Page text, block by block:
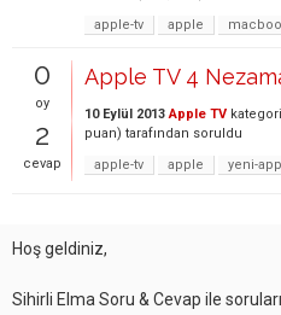
apple-tv
apple
0
oy
2
cevap
Apple TV 4
10 Eylül 2013 Apple TV
puan) tarafından soruldu
apple-tv
apple yeni-
Hoş geldiniz,
Sihirli Elma Soru & Cevap ile